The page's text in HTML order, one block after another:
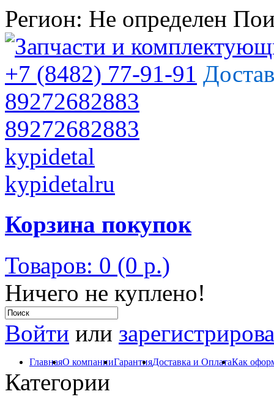
Регион: Не определен
+7 (8482) 77-91-91
89272682883
89272682883
kypidetal
kypidetalru
Корзина покупок
Товаров: 0 (0 р.)
Ничего не куплено!
Войти или
ГлавнаяО компанииГарантияДоставка и ОплатаКак
Категории